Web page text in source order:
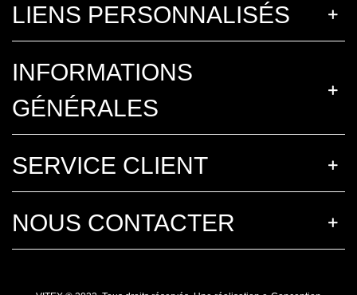
LIENS PERSONNALISÉS
INFORMATIONS
GÉNÉRALES
SERVICE CLIENT
NOUS CONTACTER